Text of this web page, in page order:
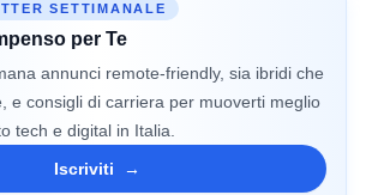
SETTIMANALE
per Te
annunci remote-friendly, sia ibridi che
e consigli di carriera per muoverti meglio
tech e digital in Italia.
Iscriviti
→